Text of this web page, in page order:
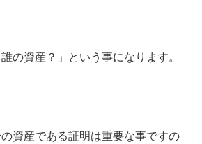
の資産？」という事になります。
資産である証明は重要な事ですの